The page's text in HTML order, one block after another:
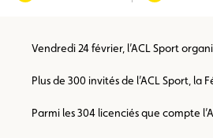
Vendredi 24 février, l’ACL Sport
Plus de 300 invités de l’ACL Sport,
Parmi les 304 licenciés que compte